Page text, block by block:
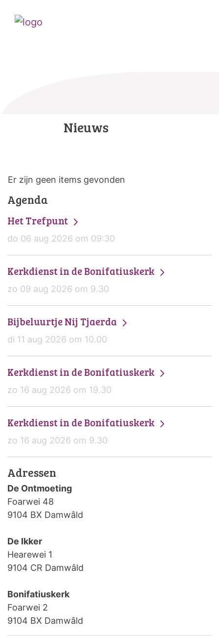
Nieuws
Er zijn geen items gevonden
Agenda
Het Trefpunt
do 06 aug 2026 om 09:30
Kerkdienst in de Bonifatiuskerk
zo 09 aug 2026 om 9.30
Bijbeluurtje Nij Tjaerda
di 11 aug 2026 om 10.00
Kerkdienst in de Bonifatiuskerk
zo 16 aug 2026 om 19.30
Kerkdienst in de Bonifatiuskerk
zo 16 aug 2026 om 9.30
Adressen
De Ontmoeting
Foarwei 48
9104 BX Damwâld
De Ikker
Hearewei 1
9104 CR Damwâld
Bonifatiuskerk
Foarwei 2
9104 BX Damwâld